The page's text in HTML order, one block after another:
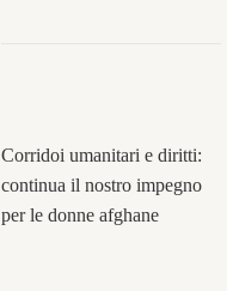
Corridoi umanitari e diritti:
continua il nostro impegno
per le donne afghane